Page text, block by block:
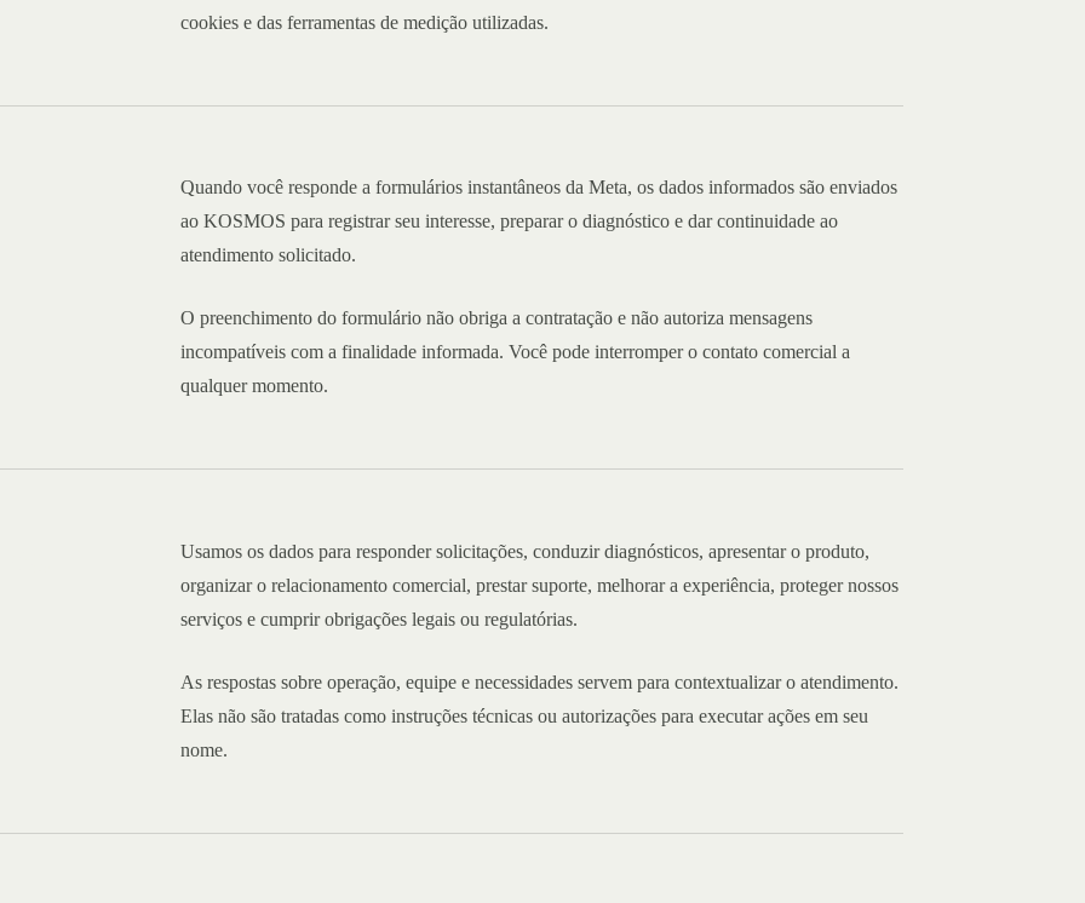
cookies e das ferramentas de medição utilizadas.
Quando você responde a formulários instantâneos da Meta, os dados informados são enviados
ao KOSMOS para registrar seu interesse, preparar o diagnóstico e dar continuidade ao
atendimento solicitado.
O preenchimento do formulário não obriga a contratação e não autoriza mensagens
incompatíveis com a finalidade informada. Você pode interromper o contato comercial a
qualquer momento.
Usamos os dados para responder solicitações, conduzir diagnósticos, apresentar o produto,
organizar o relacionamento comercial, prestar suporte, melhorar a experiência, proteger nossos
serviços e cumprir obrigações legais ou regulatórias.
As respostas sobre operação, equipe e necessidades servem para contextualizar o atendimento.
Elas não são tratadas como instruções técnicas ou autorizações para executar ações em seu
nome.